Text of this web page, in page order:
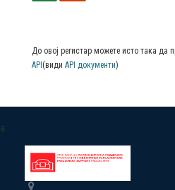
До овој регистар можете исто така да
API (види API документи)
a